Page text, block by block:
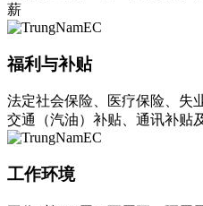
薪
福利与补贴
法定社会保险、医疗保险、失
交通（汽油）补贴、通讯补贴
工作环境